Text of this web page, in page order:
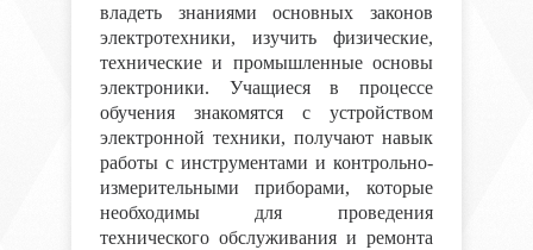
владеть знаниями основных законов
электротехники, изучить физические,
технические и промышленные основы
электроники. Учащиеся в процессе
обучения знакомятся с устройством
электронной техники, получают навык
работы с инструментами и контрольно-
измерительными приборами, которые
необходимы для проведения
технического обслуживания и ремонта